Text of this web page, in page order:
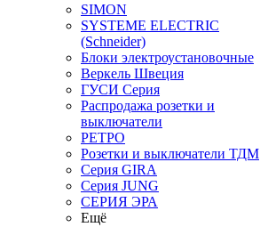
SIMON
SYSTEME ELECTRIC
(Schneider)
Блоки электроустановочные
Веркель Швеция
ГУСИ Серия
Распродажа розетки и
выключатели
РЕТРО
Розетки и выключатели ТДМ
Серия GIRA
Серия JUNG
СЕРИЯ ЭРА
Ещё